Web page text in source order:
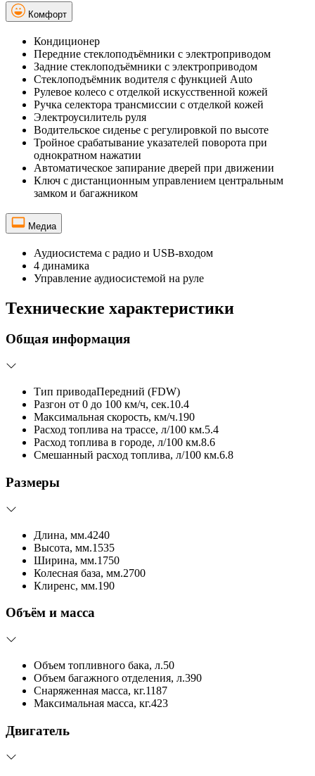
Комфорт
Кондиционер
Передние стеклоподъёмники с электроприводом
Задние стеклоподъёмники с электроприводом
Стеклоподъёмник водителя с функцией Auto
Рулевое колесо с отделкой искусственной кожей
Ручка селектора трансмиссии с отделкой кожей
Электроусилитель руля
Водительское сиденье с регулировкой по высоте
Тройное срабатывание указателей поворота при
однократном нажатии
Автоматическое запирание дверей при движении
Ключ с дистанционным управлением центральным
замком и багажником
Медиа
Аудиосистема с радио и USB-входом
4 динамика
Управление аудиосистемой на руле
Технические характеристики
Общая информация
Тип приводаПередний (FDW)
Разгон от 0 до 100 км/ч, сек.10.4
Максимальная скорость, км/ч.190
Расход топлива на трассе, л/100 км.5.4
Расход топлива в городе, л/100 км.8.6
Смешанный расход топлива, л/100 км.6.8
Размеры
Длина, мм.4240
Высота, мм.1535
Ширина, мм.1750
Колесная база, мм.2700
Клиренс, мм.190
Объём и масса
Объем топливного бака, л.50
Объем багажного отделения, л.390
Снаряженная масса, кг.1187
Максимальная масса, кг.423
Двигатель